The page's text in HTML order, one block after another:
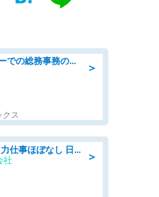
＞
09月開始/住宅メーカーでの総務事務のお仕事/駅近/車通勤可/一般事務/人事労務
クス
＞
検査/検品/ライン作業 力仕事ほぼなし 日勤 土日休 未経験歓迎 検品·検査
社